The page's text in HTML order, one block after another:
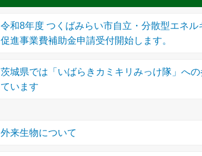
令和8年度 つくばみらい市自立・分散型エネル
促進事業費補助金申請受付開始します。
茨城県では「いばらきカミキリみっけ隊」へ
ています
外来生物について